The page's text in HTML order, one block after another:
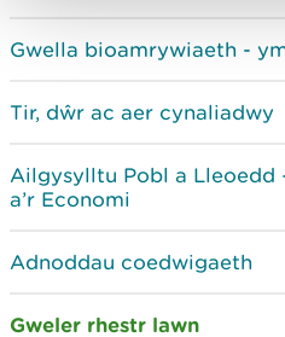
Gwella bioamrywiaeth -
Tir, dŵr ac aer cynaliadwy
Ailgysylltu Pobl a Lleoedd
a’r Economi
Adnoddau coedwigaeth
Gweler rhestr lawn